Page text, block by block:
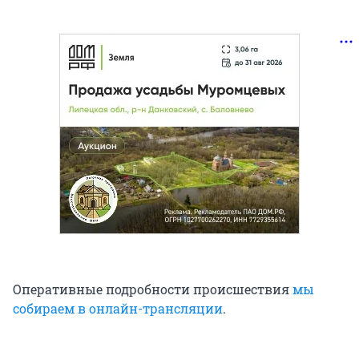
Оперативные подробности происшествиямы
собираем в онлайн-трансляции.